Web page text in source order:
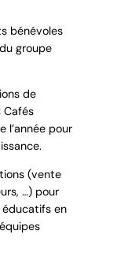
bénévoles
groupe
de
Cafés
l’année pour
(vente
…) pour
en